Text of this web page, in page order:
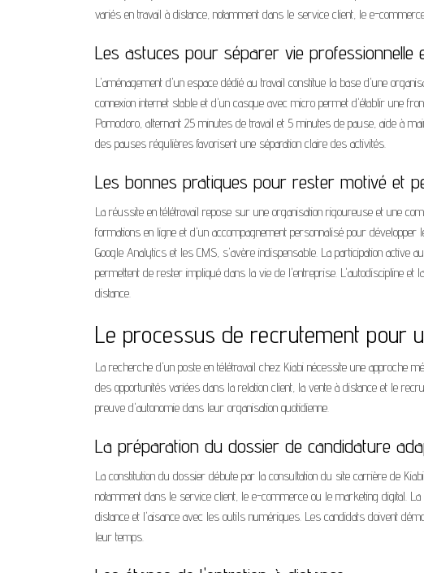
variés en travail à distance, notamment dans le service client, le e-
Les astuces pour séparer vie professionnelle
L'aménagement d'un espace dédié au travail constitue la base d'une
connexion internet stable et d'un casque avec micro permet d'établir une
Pomodoro, alternant 25 minutes de travail et 5 minutes de pause, aide à
des pauses régulières favorisent une séparation claire des activités.
Les bonnes pratiques pour rester motivé et
La réussite en télétravail repose sur une organisation rigoureuse et une
formations en ligne et d'un accompagnement personnalisé pour
Google Analytics et les CMS, s'avère indispensable. La participation active
permettent de rester impliqué dans la vie de l'entreprise. L'autodiscipline
distance.
Le processus de recrutement pour
La recherche d'un poste en télétravail chez Kiabi nécessite une approche
des opportunités variées dans la relation client, la vente à distance et le
preuve d'autonomie dans leur organisation quotidienne.
La préparation du dossier de candidature
La constitution du dossier débute par la consultation du site carrière de
notamment dans le service client, le e-commerce ou le marketing digital.
distance et l'aisance avec les outils numériques. Les candidats doivent
leur temps.